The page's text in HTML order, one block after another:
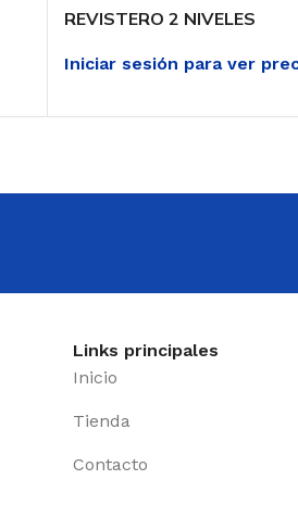
REVISTERO 2 NIVELES
Iniciar sesión para ver
Links principales
Inicio
Tienda
Contacto